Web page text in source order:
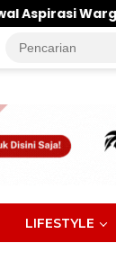
Wabup
LIFESTYLE